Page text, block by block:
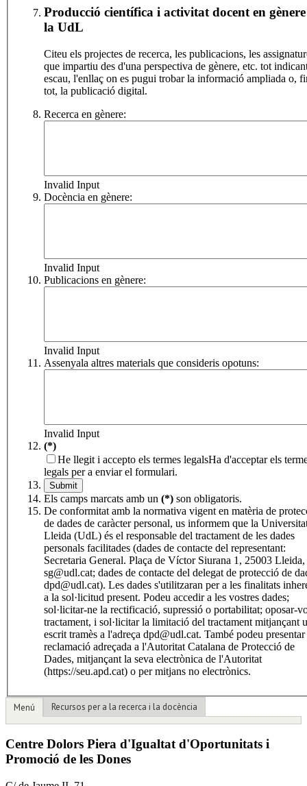
Producció científica i activitat docent en
la UdL
Citeu els projectes de recerca, les publicacions, les
que impartiu des d'una perspectiva de gènere, etc. tot
escau, l'enllaç on es pugui trobar la informació ampliada o,
tot, la publicació digital.
Recerca en gènere:
Invalid Input
Docència en gènere:
Invalid Input
Publicacions en gènere:
Invalid Input
Assenyala altres materials que consideris opotuns:
Invalid Input
(*)
He llegit i accepto els termes legalsHa d'acceptar els
legals per a enviar el formulari.
Els camps marcats amb un (*) son obligatoris.
De conformitat amb la normativa vigent en matèria de
de dades de caràcter personal, us informem que la
Lleida (UdL) és el responsable del tractament de les dades
personals facilitades (dades de contacte del representant:
Secretaria General. Plaça de Víctor Siurana 1, 25003 Lleida,
sg@udl.cat; dades de contacte del delegat de protecció de
dpd@udl.cat). Les dades s'utilitzaran per a les finalitats
a la sol·licitud present. Podeu accedir a les vostres dades;
sol·licitar-ne la rectificació, supressió o portabilitat; oposar-
tractament, i sol·licitar la limitació del tractament mitjançant
escrit tramès a l'adreça dpd@udl.cat. També podeu
reclamació adreçada a l'Autoritat Catalana de Protecció de
Dades, mitjançant la seva electrònica de l'Autoritat
(https://seu.apd.cat) o per mitjans no electrònics.
Menú Recursos per a la recerca i la docència
Centre Dolors Piera d'Igualtat d'Oportunitats i
Promoció de les Dones